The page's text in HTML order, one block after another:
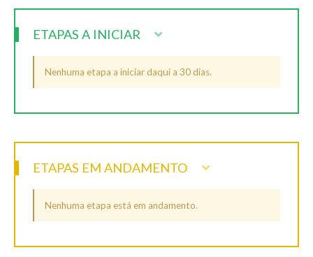
ETAPAS A INICIAR
Nenhuma etapa a iniciar daqui a 30 dias.
ETAPAS EM ANDAMENTO
Nenhuma etapa está em andamento.